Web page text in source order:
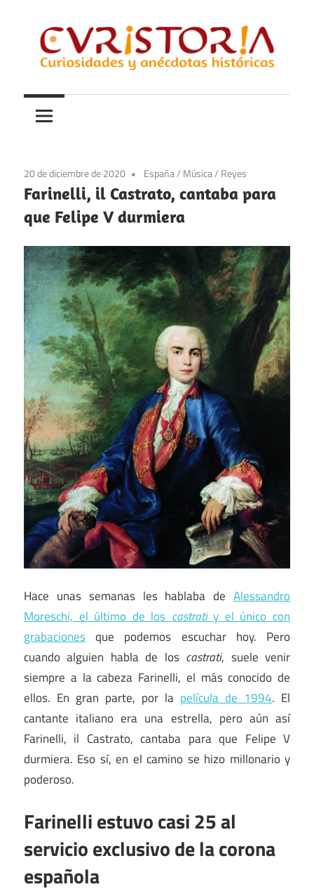
contenido
Curistoria
y
anécdotas
historia
20 de diciembre de 2020 España/ Música/ Reyes
Farinelli, il Castrato, cantaba para
que Felipe V durmiera
Hace unas semanas les hablaba de Alessandro
Moreschi, el último de los castratiy el único con
grabaciones que podemos escuchar hoy. Pero
cuando alguien habla de los castrati, suele venir
siempre a la cabeza Farinelli, el más conocido de
ellos. En gran parte, por la película de 1994. El
cantante italiano era una estrella, pero aún así
Farinelli, il Castrato, cantaba para que Felipe V
durmiera. Eso sí, en el camino se hizo millonario y
poderoso.
Farinelli estuvo casi 25 al
servicio exclusivo de la corona
española